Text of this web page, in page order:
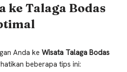
ke Talaga Bodas
Anda ke Wisata Talaga Bodas
beberapa tips ini: